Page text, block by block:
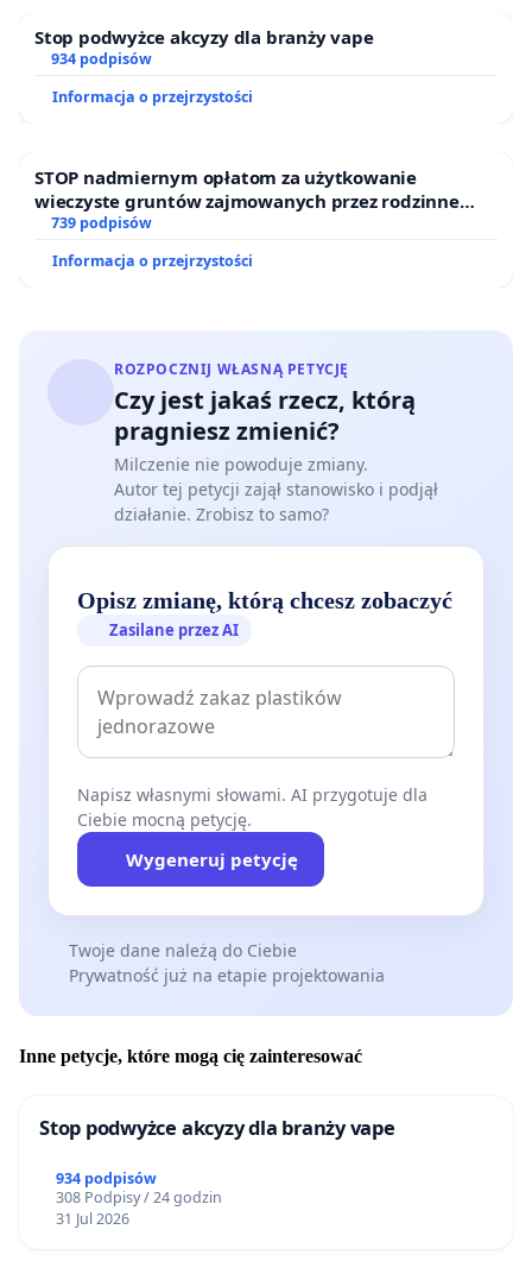
Stop podwyżce akcyzy dla branży vape
934 podpisów
Informacja o przejrzystości
STOP nadmiernym opłatom za użytkowanie
wieczyste gruntów zajmowanych przez rodzinne
ogrody działkowe.
739 podpisów
Informacja o przejrzystości
ROZPOCZNIJ WŁASNĄ PETYCJĘ
Czy jest jakaś rzecz, którą
pragniesz zmienić?
Milczenie nie powoduje zmiany.
Autor tej petycji zajął stanowisko i podjął
działanie. Zrobisz to samo?
Opisz zmianę, którą chcesz zobaczyć
Zasilane przez AI
Napisz własnymi słowami. AI przygotuje dla
Ciebie mocną petycję.
Wygeneruj petycję
Twoje dane należą do Ciebie
Prywatność już na etapie projektowania
Inne petycje, które mogą cię zainteresować
Stop podwyżce akcyzy dla branży vape
934 podpisów
308 Podpisy / 24 godzin
31 Jul 2026